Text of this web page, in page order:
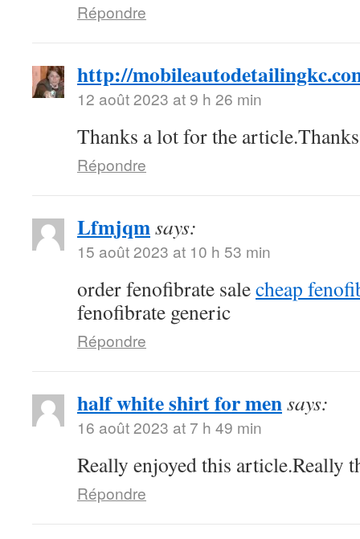
Répondre
http://
12 août 2023 at 9 h 26 min
Thanks a lot for the
Répondre
Lfmjqmsays:
15 août 2023 at 10 h 53 min
order fenofibrate salecheap
fenofibrate generic
Répondre
half white shirt for mensays:
16 août 2023 at 7 h 49 min
Really enjoyed this article.Really
Répondre